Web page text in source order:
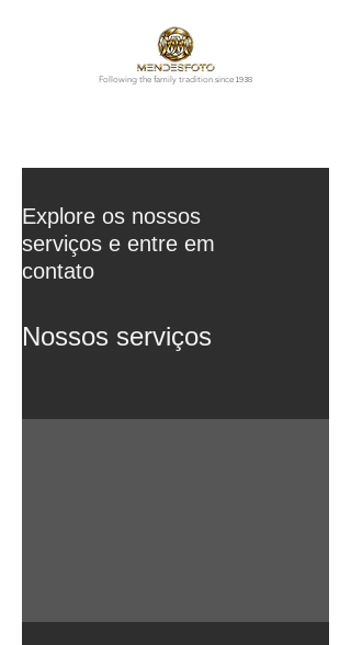
Following the family tradition since 1938
Explore os nossos
serviços e entre em
contato
Nossos serviços